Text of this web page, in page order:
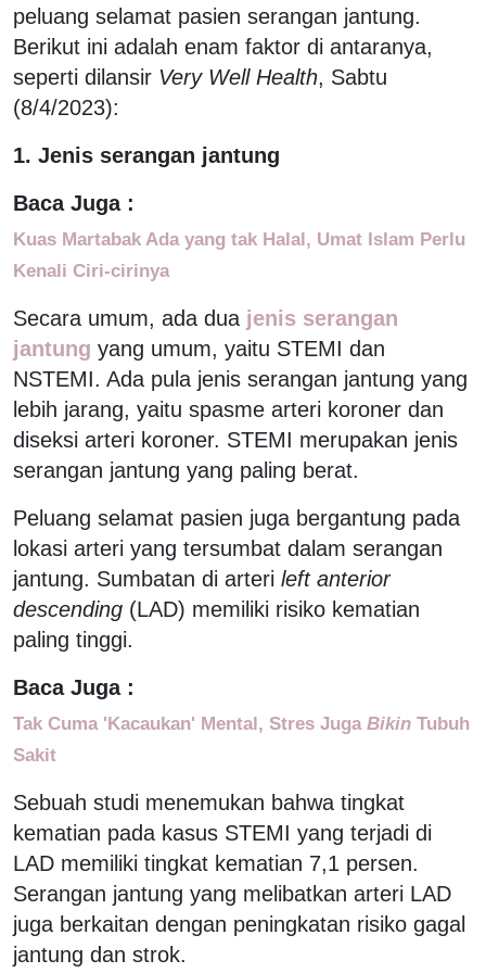
peluang selamat pasien serangan jantung.
Berikut ini adalah enam faktor di antaranya,
seperti dilansir Very Well Health, Sabtu
(8/4/2023):
1. Jenis serangan jantung
Baca Juga :
Kuas Martabak Ada yang tak Halal, Umat Islam Perlu
Kenali Ciri-cirinya
Secara umum, ada dua jenis serangan
jantung yang umum, yaitu STEMI dan
NSTEMI. Ada pula jenis serangan jantung yang
lebih jarang, yaitu spasme arteri koroner dan
diseksi arteri koroner. STEMI merupakan jenis
serangan jantung yang paling berat.
Peluang selamat pasien juga bergantung pada
lokasi arteri yang tersumbat dalam serangan
jantung. Sumbatan di arteri left anterior
descending (LAD) memiliki risiko kematian
paling tinggi.
Baca Juga :
Tak Cuma 'Kacaukan' Mental, Stres Juga Bikin Tubuh
Sakit
Sebuah studi menemukan bahwa tingkat
kematian pada kasus STEMI yang terjadi di
LAD memiliki tingkat kematian 7,1 persen.
Serangan jantung yang melibatkan arteri LAD
juga berkaitan dengan peningkatan risiko gagal
jantung dan strok.